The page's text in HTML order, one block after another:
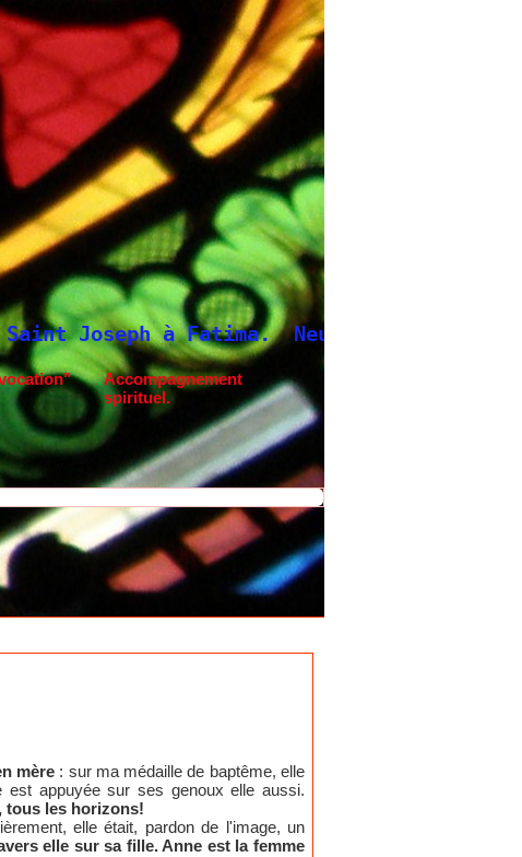
à Fatima. Neuvaine à Saint Joseph
Accompagnement
spirituel.
mère: sur ma médaille de baptême, elle
appuyée sur ses genoux elle aussi.
tous les horizons!
elle était, pardon de l'image, un
elle sur sa fille. Anne est la femme